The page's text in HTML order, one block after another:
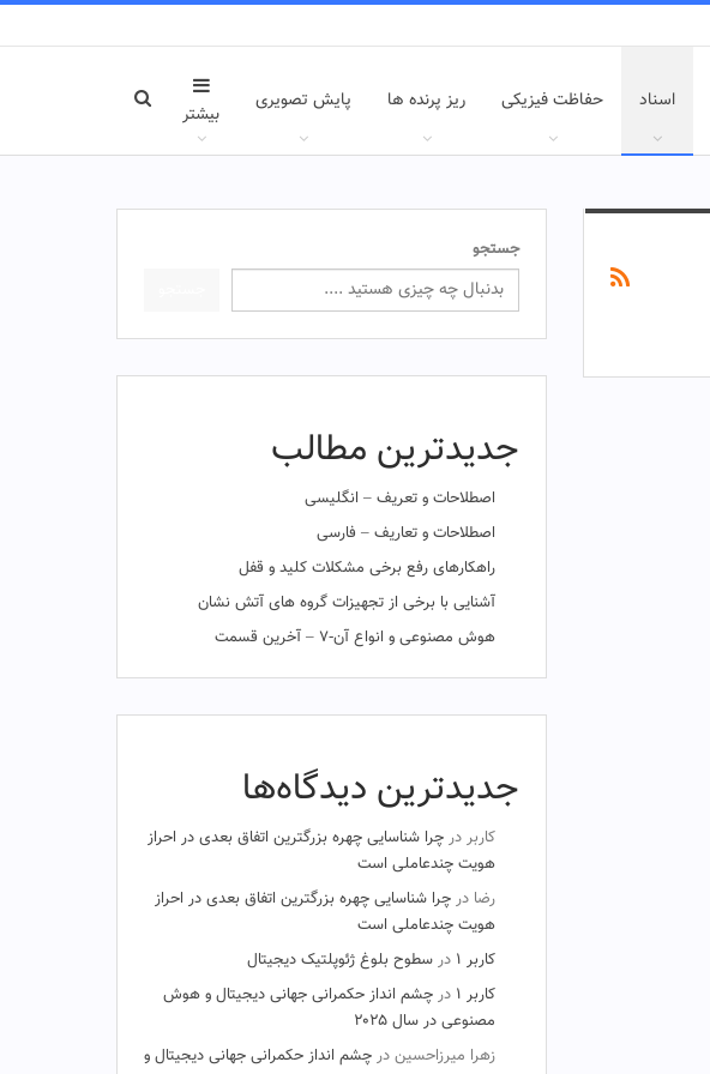
اسناد حفاظت فیزیکی ریز پرنده ها پایش تصویری
بیشتر
جستجو
جدیدترین مطالب
اصطلاحات و تعریف – انگلیسی
اصطلاحات و تعاریف – فارسی
راهکارهای رفع برخی مشکلات کلید و قفل
آشنایی با برخی از تجهیزات گروه های آتش نشان
هوش مصنوعی و انواع آن-۷ – آخرین قسمت
جدیدترین دیدگاه‌ها
کاربردر چرا شناسایی چهره بزرگترین اتفاق بعدی در احراز
هویت چندعاملی است
رضا در چرا شناسایی چهره بزرگترین اتفاق بعدی در احراز
هویت چندعاملی است
کاربر ۱
در سطوح بلوغ ژئوپلتیک دیجیتال
کاربر ۱
در چشم‌ انداز حکمرانی جهانی دیجیتال و هوش
مصنوعی در سال ۲۰۲۵
زهرا میرزاحسیندر چشم‌ انداز حکمرانی جهانی دیجیتال و